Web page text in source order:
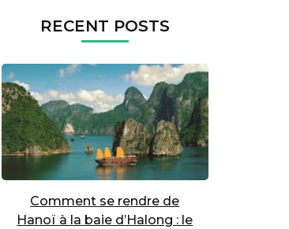
RECENT POSTS
Comment se rendre de
Hanoï à la baie d’Halong : le